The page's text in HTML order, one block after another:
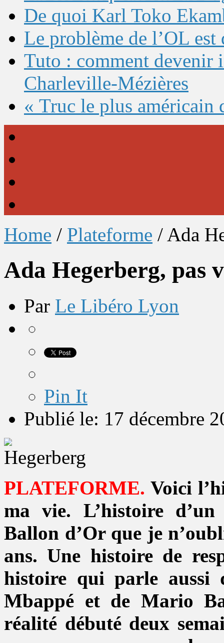
De quoi Karl Toko
Le problème de l’OL
Tuto : comment devenir
Charleville-Mézières
« Truc le plus américain
Home / Plateforme / Ada
Ada Hegerberg, pas
Par Le Libéro Lyon
Pin It
Publié le: 17 décembre
PLATEFORME. Voici
ma vie. L’histoire
Ballon d’Or que je
ans. Une histoire de
histoire qui parle aussi
Mbappé et de Mario
réalité débuté deux